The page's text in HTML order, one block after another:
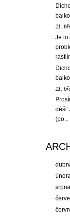
11.
Je to
11.
déšť
(po...